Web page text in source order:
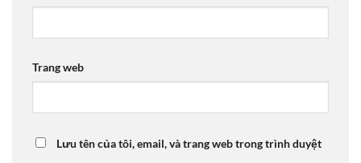
Trang web
Lưu tên của tôi, email, và trang web trong trình duyệt